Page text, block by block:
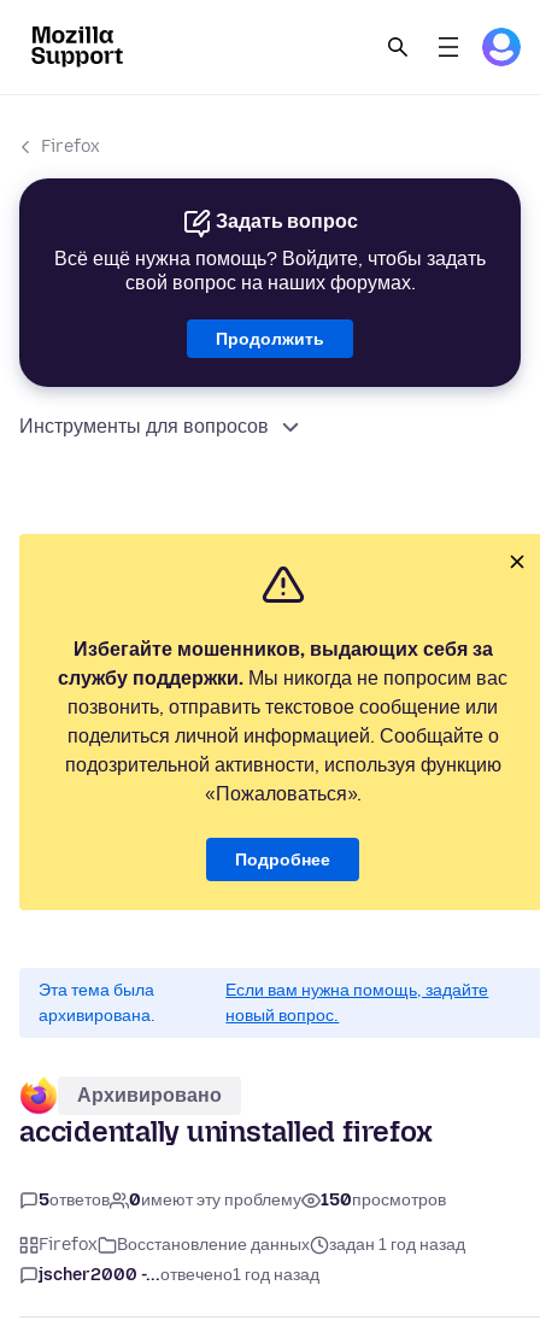
Firefox
Задать вопрос
Всё ещё нужна помощь? Войдите, чтобы задать
свой вопрос на наших форумах.
Продолжить
Инструменты для вопросов
Избегайте мошенников, выдающих себя за
службу поддержки. Мы никогда не попросим вас
позвонить, отправить текстовое сообщение или
поделиться личной информацией. Сообщайте о
подозрительной активности, используя функцию
«Пожаловаться».
Подробнее
Эта тема была
архивирована.
Если вам нужна помощь, задайте
новый вопрос.
Архивировано
accidentally uninstalled firefox
5ответов 0имеют эту проблему 150просмотров
Firefox Восстановление данных
задан 1 год назад
jscher2000 -...отвечено1 год назад